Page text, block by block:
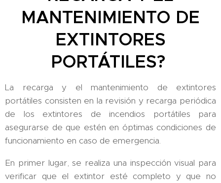
MANTENIMIENTO DE
EXTINTORES
PORTÁTILES?
La recarga y el mantenimiento de extintores
portátiles consisten en la revisión y recarga periódica
de los extintores de incendios portátiles para
asegurarse de que estén en óptimas condiciones de
funcionamiento en caso de emergencia.
En primer lugar, se realiza una inspección visual para
verificar que el extintor esté completo y que no